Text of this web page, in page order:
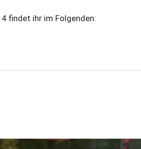
findet ihr im Folgenden: